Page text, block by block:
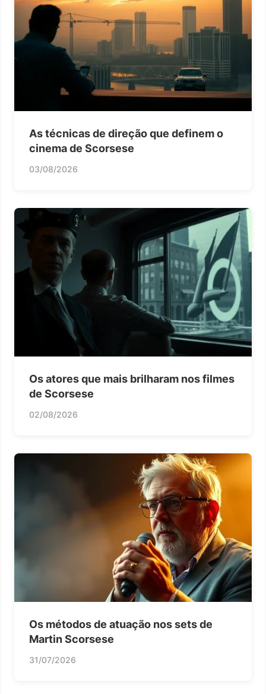
As técnicas de direção que definem o
cinema de Scorsese
03/08/2026
Os atores que mais brilharam nos filmes
de Scorsese
02/08/2026
Os métodos de atuação nos sets de
Martin Scorsese
31/07/2026